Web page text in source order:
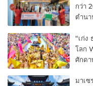
กว่า
ตำน
“เก่ง
โลก
ศักดา
มาเ